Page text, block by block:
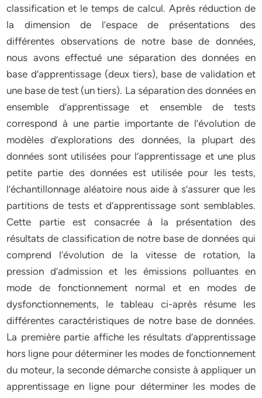
classification et le temps de calcul. Après réduction de
la dimension de l’espace de présentations des
différentes observations de notre base de données,
nous avons effectué une séparation des données en
base d’apprentissage (deux tiers), base de validation et
une base de test (un tiers). La séparation des données en
ensemble d’apprentissage et ensemble de tests
correspond à une partie importante de l’évolution de
modèles d’explorations des données, la plupart des
données sont utilisées pour l’apprentissage et une plus
petite partie des données est utilisée pour les tests,
l’échantillonnage aléatoire nous aide à s’assurer que les
partitions de tests et d’apprentissage sont semblables.
Cette partie est consacrée à la présentation des
résultats de classification de notre base de données qui
comprend l’évolution de la vitesse de rotation, la
pression d’admission et les émissions polluantes en
mode de fonctionnement normal et en modes de
dysfonctionnements, le tableau ci-après résume les
différentes caractéristiques de notre base de données.
La première partie affiche les résultats d’apprentissage
hors ligne pour déterminer les modes de fonctionnement
du moteur, la seconde démarche consiste à appliquer un
apprentissage en ligne pour déterminer les modes de